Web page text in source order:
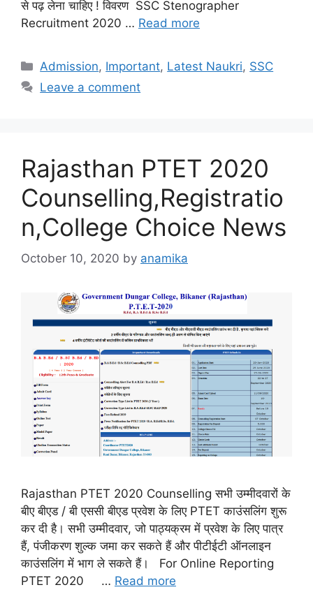
से पढ़ लेना चाहिए ! विवरण SSC Stenographer
Recruitment 2020 … Read more
Categories
Admission, Important, Latest Naukri, SSC
Leave a comment
Rajasthan PTET 2020
Counselling,Registratio
n,College Choice News
October 10, 2020 by anamika
Rajasthan PTET 2020 Counselling सभी उम्मीदवारों के
बीए बीएड / बी एससी बीएड प्रवेश के लिए PTET काउंसलिंग शुरू
कर दी है। सभी उम्मीदवार, जो पाठ्यक्रम में प्रवेश के लिए पात्र
हैं, पंजीकरण शुल्क जमा कर सकते हैं और पीटीईटी ऑनलाइन
काउंसलिंग में भाग ले सकते हैं। For Online Reporting
PTET 2020 … Read more